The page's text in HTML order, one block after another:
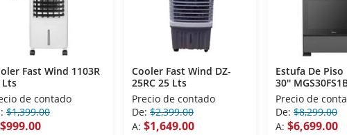
Fast Wind 1103R
Lts
de contado
$1,399.00
$999.00
Cooler Fast Wind DZ-
25RC 25 Lts
Precio de contado
De: $2,399.00
A: $1,649.00
Estufa De Piso
30''
Quemadores
Precio de
De: $8,299.00
A: $6,699.00